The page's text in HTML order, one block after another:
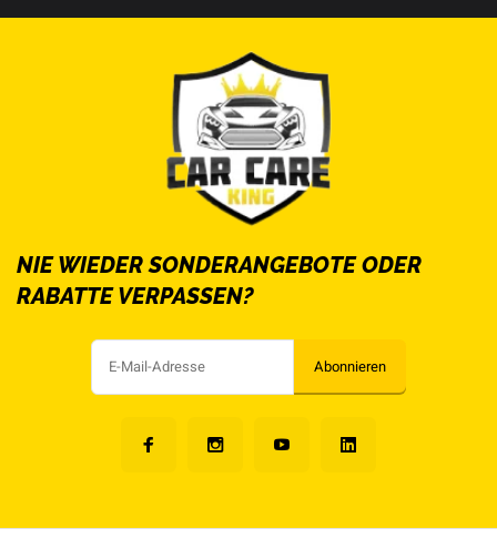
NIE WIEDER SONDERANGEBOTE ODER
RABATTE VERPASSEN?
Abonnieren